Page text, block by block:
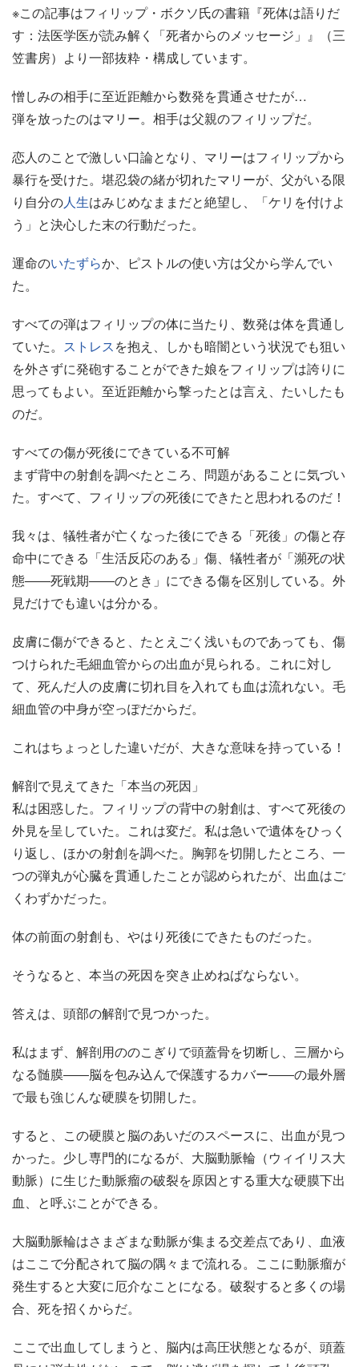
※この記事はフィリップ・ボクソ氏の書籍『死体は語りだ
す：法医学医が読み解く「死者からのメッセージ」』（三
笠書房）より一部抜粋・構成しています。
憎しみの相手に至近距離から数発を貫通させたが…
弾を放ったのはマリー。相手は父親のフィリップだ。
恋人のことで激しい口論となり、マリーはフィリップから
暴行を受けた。堪忍袋の緒が切れたマリーが、父がいる限
り自分の人生はみじめなままだと絶望し、「ケリを付けよ
う」と決心した末の行動だった。
運命のいたずらか、ピストルの使い方は父から学んでい
た。
すべての弾はフィリップの体に当たり、数発は体を貫通し
ていた。 ストレスを抱え、しかも暗闇という状況でも狙い
を外さずに発砲することができた娘をフィリップは誇りに
思ってもよい。至近距離から撃ったとは言え、たいしたも
のだ。
すべての傷が死後にできている不可解
まず背中の射創を調べたところ、問題があることに気づい
た。すべて、フィリップの死後にできたと思われるのだ！
我々は、犠牲者が亡くなった後にできる「死後」の傷と存
命中にできる「生活反応のある」傷、犠牲者が「瀕死の状
態――死戦期――のとき」にできる傷を区別している。外
見だけでも違いは分かる。
皮膚に傷ができると、たとえごく浅いものであっても、傷
つけられた毛細血管からの出血が見られる。これに対し
て、死んだ人の皮膚に切れ目を入れても血は流れない。毛
細血管の中身が空っぽだからだ。
これはちょっとした違いだが、大きな意味を持っている！
解剖で見えてきた「本当の死因」
私は困惑した。フィリップの背中の射創は、すべて死後の
外見を呈していた。これは変だ。私は急いで遺体をひっく
り返し、ほかの射創を調べた。胸郭を切開したところ、一
つの弾丸が心臓を貫通したことが認められたが、出血はご
くわずかだった。
体の前面の射創も、やはり死後にできたものだった。
そうなると、本当の死因を突き止めねばならない。
答えは、頭部の解剖で見つかった。
私はまず、解剖用ののこぎりで頭蓋骨を切断し、三層から
なる髄膜――脳を包み込んで保護するカバー――の最外層
で最も強じんな硬膜を切開した。
すると、この硬膜と脳のあいだのスペースに、出血が見つ
かった。少し専門的になるが、大脳動脈輪（ウィイリス大
動脈）に生じた動脈瘤の破裂を原因とする重大な硬膜下出
血、と呼ぶことができる。
大脳動脈輪はさまざまな動脈が集まる交差点であり、血液
はここで分配されて脳の隅々まで流れる。ここに動脈瘤が
発生すると大変に厄介なことになる。破裂すると多くの場
合、死を招くからだ。
ここで出血してしまうと、脳内は高圧状態となるが、頭蓋